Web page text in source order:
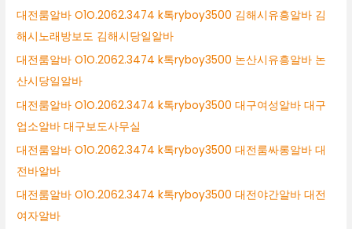
대전룸알바 O1O.2062.3474 k톡ryboy3500 김해시유흥알바 김
해시노래방보도 김해시당일알바
대전룸알바 O1O.2062.3474 k톡ryboy3500 논산시유흥알바 논
산시당일알바
대전룸알바 O1O.2062.3474 k톡ryboy3500 대구여성알바 대구
업소알바 대구보도사무실
대전룸알바 O1O.2062.3474 k톡ryboy3500 대전룸싸롱알바 대
전바알바
대전룸알바 O1O.2062.3474 k톡ryboy3500 대전야간알바 대전
여자알바